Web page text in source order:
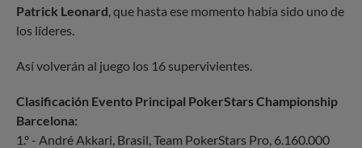
Patrick Leonard , que hasta ese momento había sido uno de
los líderes.
Así volverán al juego los 16 supervivientes.
Clasificación Evento Principal PokerStars Championship
Barcelona:
1.º - André Akkari, Brasil, Team PokerStars Pro, 6.160.000